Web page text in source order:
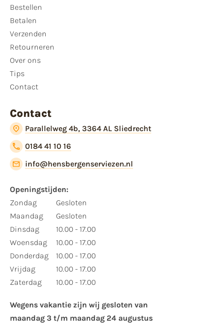
Bestellen
Betalen
Verzenden
Retourneren
Over ons
Tips
Contact
Contact
Parallelweg 4b, 3364 AL Sliedrecht
0184 41 10 16
info@hensbergenserviezen.nl
Openingstijden:​
​Zondag
Maandag
Dinsdag
Woensdag
Donderdag
Vrijdag
Zaterdag
Gesloten
Gesloten
10.00 - 17.00
10.00 - 17.00
10.00 - 17.00
10.00 - 17.00
10.00 - 17.00
Wegens vakantie zijn wij gesloten van ​
maandag 3 t/m maandag 24 augustus